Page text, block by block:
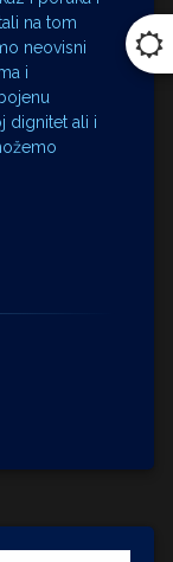
na tom
neovisni
i
dignitet ali i